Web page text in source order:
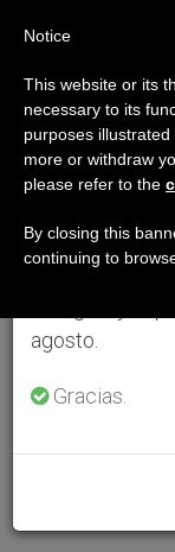
Aviso
Del 27 de
anual,
se generan
agosto.
Gracias.
Notice
This website or its
necessary to its
purposes
more or withdraw
please refer to the
By closing this
continuing to